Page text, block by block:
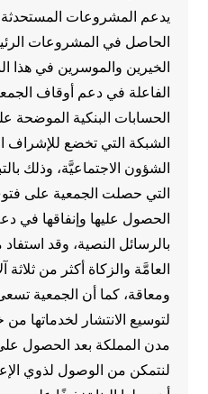
يدعم المشروعات المستحدثة
الحاصل في المشروعات
الخيرين والموسرين في هذا
الفاعلة في دعم أوقاف
الحسابات البنكية الموضحة
الشبكة التي تخضع للإشراف
الشؤون الاجتماعيَّة، وذلك
التي حصلت الجمعية على
الحصول عليها وإنفاقها في
بالرسائل النصية، وقد
العامَّة والزكاة أكثر من
ومعاقة، كما أن الجمعية
لتوسيع الانتشار لخدماتها
مدن المملكة بعد الحصول
لنتمكن من الوصول لذوي